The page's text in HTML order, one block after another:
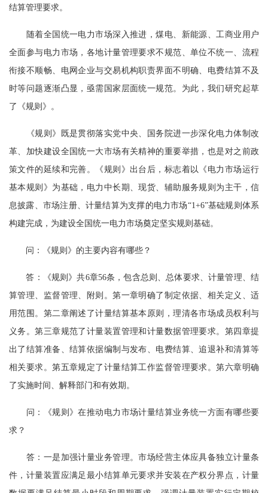
结算管理要求。
随着全国统一电力市场深入推进，煤电、新能源、工商业用户
全面参与电力市场，各地计量管理要求不规范、单位不统一、流程
衔接不顺畅、电网企业与交易机构职责界面不明确、电费结算不及
时等问题逐渐凸显，亟需国家层面统一规范。为此，我们研究起草
了《规则》。
《规则》既是贯彻落实党中央、国务院进一步深化电力体制改
革、加快建设全国统一大市场有关精神的重要举措，也是对之前政
策文件的延续和完善。《规则》出台后，标志着以《电力市场运行
基本规则》为基础，电力中长期、现货、辅助服务规则为主干，信
息披露、市场注册、计量结算为支撑的电力市场“1+6”基础规则体系
构建完成，为建设全国统一电力市场奠定坚实规则基础。
问：《规则》的主要内容有哪些？
答：《规则》共6章56条，包含总则、总体要求、计量管理、结
算管理、监督管理、附则。第一章明确了制定依据、相关定义、适
用范围。第二章阐述了计量结算基本原则，理清各市场成员权利与
义务。第三章规范了计量装置管理和计量数据管理要求。第四章提
出了结算准备、结算依据编制与发布、电费结算、追退补和清算等
相关要求。第五章规定了计量结算工作监督管理要求。第六章明确
了实施时间、解释部门和有效期。
问：《规则》在推动电力市场计量结算业务统一方面有哪些要
求？
答：一是加强计量业务管理。市场经营主体应具备独立计量条
件，计量装置应满足最小结算单元要求并安装在产权分界点，计量